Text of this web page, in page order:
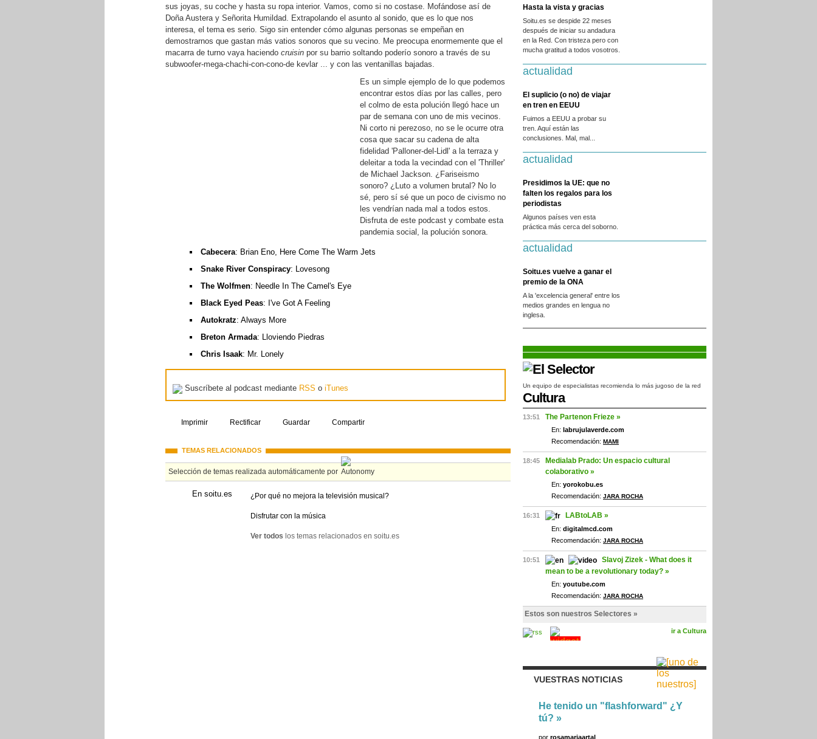
sus joyas, su coche y hasta su ropa interior. Vamos, como si no costase. Mofándose así de
Doña Austera y Señorita Humildad. Extrapolando el asunto al sonido, que es lo que nos
interesa, el tema es serio. Sigo sin entender cómo algunas personas se empeñan en
demostrarnos que gastan más vatios sonoros que su vecino. Me preocupa enormemente que el
macarra de turno vaya haciendo cruisin por su barrio soltando poderío sonoro a través de su
subwoofer-mega-chachi-con-cono-de kevlar ... y con las ventanillas bajadas.
Es un simple ejemplo de lo que podemos
encontrar estos días por las calles, pero
el colmo de esta polución llegó hace un
par de semana con uno de mis vecinos.
Ni corto ni perezoso, no se le ocurre otra
cosa que sacar su cadena de alta
fidelidad 'Palloner-del-Lidl' a la terraza y
deleitar a toda la vecindad con el 'Thriller'
de Michael Jackson. ¿Fariseismo
sonoro? ¿Luto a volumen brutal? No lo
sé, pero sí sé que un poco de civismo no
les vendrían nada mal a todos estos.
Disfruta de este podcast y combate esta
pandemia social, la polución sonora.
Cabecera: Brian Eno, Here Come The Warm Jets
Snake River Conspiracy: Lovesong
The Wolfmen: Needle In The Camel's Eye
Black Eyed Peas: I've Got A Feeling
Autokratz: Always More
Breton Armada: Lloviendo Piedras
Chris Isaak: Mr. Lonely
Suscríbete al podcast mediante RSS o iTunes
Imprimir Rectificar Guardar Compartir
TEMAS RELACIONADOS
Selección de temas realizada automáticamente por
En soitu.es ¿Por qué no mejora la televisión musical?
Disfrutar con la música
Ver todos los temas relacionados en soitu.es
Hasta la vista y gracias
Soitu.es se despide 22 meses
después de iniciar su andadura
en la Red. Con tristeza pero con
mucha gratitud a todos vosotros.
actualidad
El suplicio (o no) de viajar
en tren en EEUU
Fuimos a EEUU a probar su
tren. Aquí están las
conclusiones. Mal, mal...
actualidad
Presidimos la UE: que no
falten los regalos para los
periodistas
Algunos países ven esta
práctica más cerca del soborno.
actualidad
Soitu.es vuelve a ganar el
premio de la ONA
A la 'excelencia general' entre los
medios grandes en lengua no
inglesa.
Un equipo de especialistas recomienda lo más jugoso de la red
Cultura
13:51 The Partenon Frieze »
En: labrujulaverde.com
Recomendación: MAMI
18:45
Medialab Prado: Un espacio cultural
colaborativo »
En: yorokobu.es
Recomendación: JARA ROCHA
16:31 LABtoLAB »
En: digitalmcd.com
Recomendación: JARA ROCHA
10:51
Slavoj Zizek - What does it
mean to be a revolutionary today? »
En: youtube.com
Recomendación: JARA ROCHA
Estos son nuestros Selectores »
ir a Cultura
VUESTRAS NOTICIAS
He tenido un "flashforward" ¿Y
tú? »
por rosamariaartal